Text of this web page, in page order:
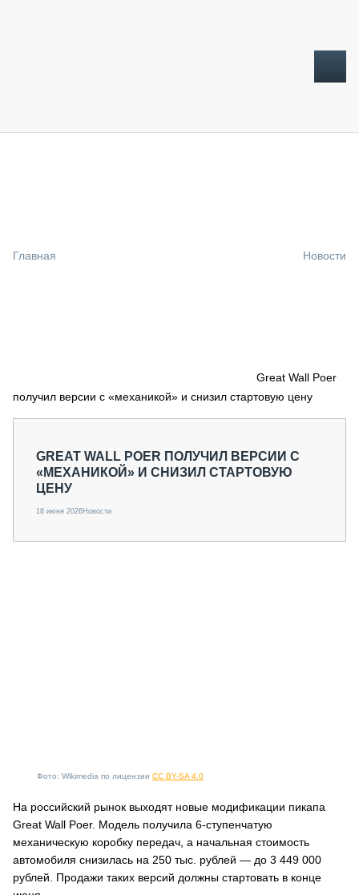
СПЕЦПРОЕКТЫ
О ПРОЕКТЕ
Главная Новости
Great Wall Poer
получил версии с «механикой» и снизил стартовую цену
GREAT WALL POER ПОЛУЧИЛ ВЕРСИИ С
«МЕХАНИКОЙ» И СНИЗИЛ СТАРТОВУЮ
ЦЕНУ
18 июня 2026Новости
Фото: Wikimedia по лицензии CC BY-SA 4.0
На российский рынок выходят новые модификации пикапа
Great Wall Poer. Модель получила 6-ступенчатую
механическую коробку передач, а начальная стоимость
автомобиля снизилась на 250 тыс. рублей — до 3 449 000
рублей. Продажи таких версий должны стартовать в конце